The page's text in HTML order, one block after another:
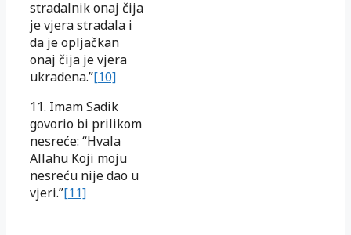
stradalnik onaj čija
je vjera stradala i
da je opljačkan
onaj čija je vjera
ukradena.”[10]
11. Imam Sadik
govorio bi prilikom
nesreće: “Hvala
Allahu Koji moju
nesreću nije dao u
vjeri.”[11]